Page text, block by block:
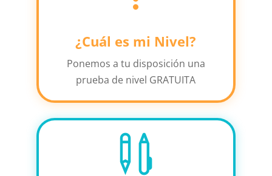
¿Cuál es mi Nivel?
Ponemos a tu disposición una
prueba de nivel GRATUITA
